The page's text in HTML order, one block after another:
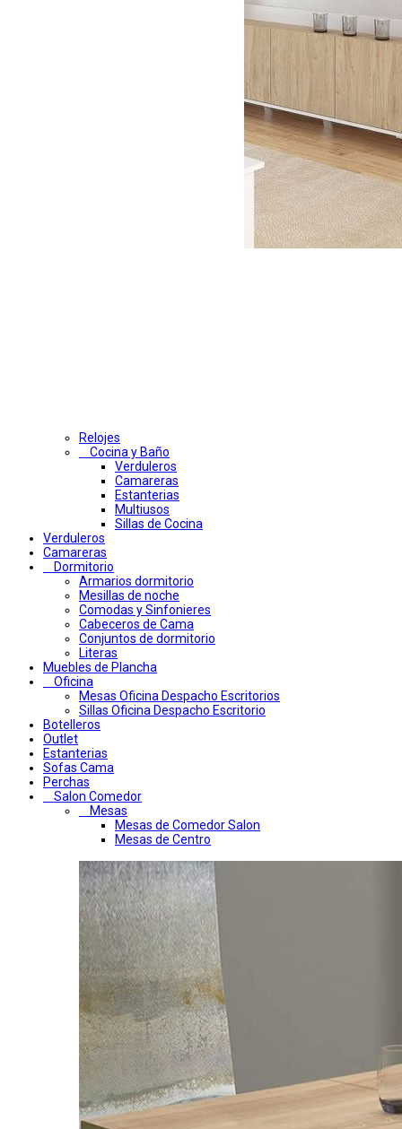
Relojes
Cocina y Baño
Verduleros
Camareras
Estanterias
Multiusos
Sillas de Cocina
Verduleros
Camareras
Dormitorio
Armarios dormitorio
Mesillas de noche
Comodas y Sinfonieres
Cabeceros de Cama
Conjuntos de dormitorio
Literas
Muebles de Plancha
Oficina
Mesas Oficina Despacho Escritorios
Sillas Oficina Despacho Escritorio
Botelleros
Outlet
Estanterias
Sofas Cama
Perchas
Salon Comedor
Mesas
Mesas de Comedor Salon
Mesas de Centro